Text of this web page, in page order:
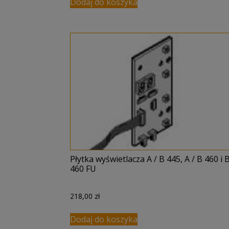
Płytka wyświetlacza A / B 445, A / B 460 i B
460 FU
218,00 zł
Dodaj do koszyka